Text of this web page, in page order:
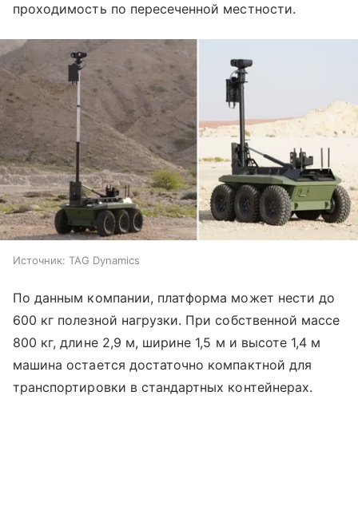
проходимость по пересеченной местности.
Источник: TAG Dynamics
По данным компании, платформа может нести до
600 кг полезной нагрузки. При собственной массе
800 кг, длине 2,9 м, ширине 1,5 м и высоте 1,4 м
машина остается достаточно компактной для
транспортировки в стандартных контейнерах.